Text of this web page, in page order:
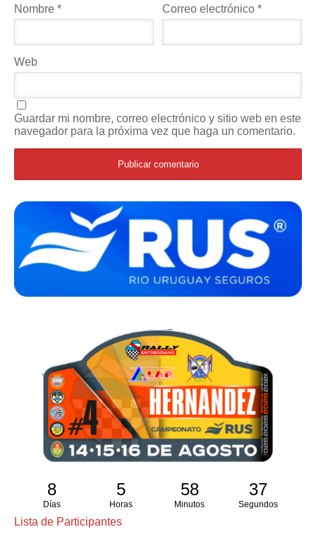
Nombre * Correo electrónico*
Web
Guardar mi nombre, correo electrónico y sitio web en este
navegador para la próxima vez que haga un comentario.
8
Días
5
Horas
58
Minutos
36
Segundos
Lista de Participantes